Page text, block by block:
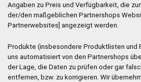
Angaben zu Preis und Verfügbarkeit, die
der/den maßgeblichen Partnershops
Partnerwebsites] angezeigt werden.
Produkte (insbesondere Produktlisten und
uns automatisiert von den Partnershops
der Lage, die Daten zu prüfen oder gar
entfernen, bzw. zu korrigieren. Wir